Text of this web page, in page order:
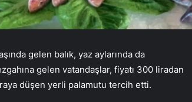
gelen balık, yaz aylarında da
gelen vatandaşlar, fiyatı 300 liradan
düşen yerli palamutu tercih etti.